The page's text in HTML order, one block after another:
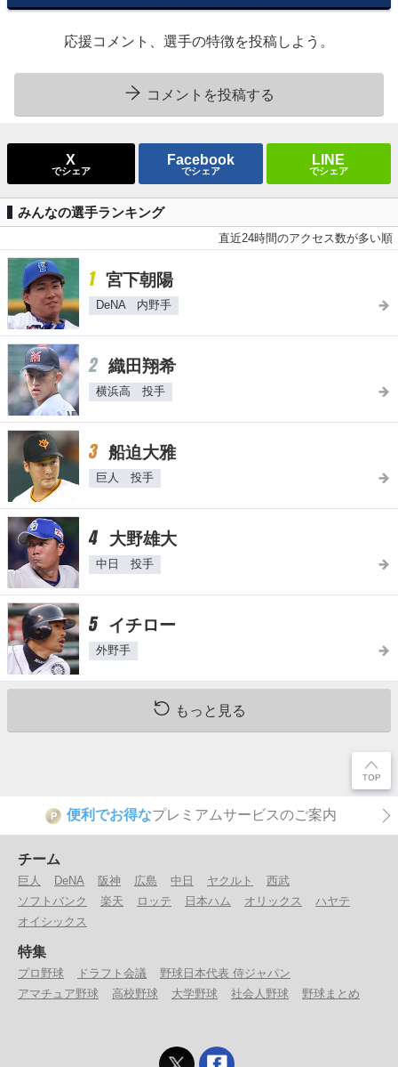
応援コメント、選手の特徴を投稿しよう。
コメントを投稿する
X
でシェア
Facebook
でシェア
LINE
でシェア
みんなの選手ランキング
直近24時間のアクセス数が多い順
1 宮下朝陽
DeNA 内野手
2 織田翔希
横浜高 投手
3 船迫大雅
巨人 投手
4 大野雄大
中日 投手
5 イチロー
外野手
もっと見る
P 便利でお得なプレミアムサービスのご案内
チーム
巨人 DeNA 阪神 広島 中日 ヤクルト
西武
ソフトバンク
楽天 ロッテ 日本ハム オリックス
ハヤテ
オイシックス
特集
プロ野球 ドラフト会議
野球日本代表 侍ジャパン
アマチュア野球
高校野球 大学野球 社会人野球 野球まとめ